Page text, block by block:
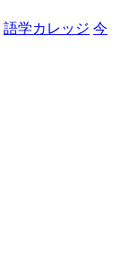
語学カレッジ 今